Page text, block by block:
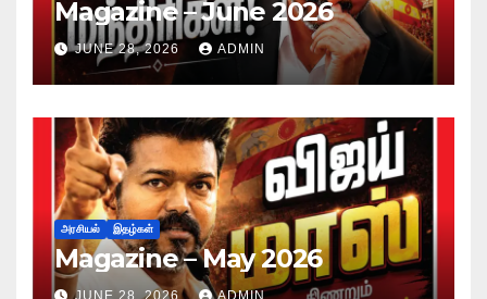
Magazine – June 2026
JUNE 28, 2026 ADMIN
அரசியல் இதழ்கள்
Magazine – May 2026